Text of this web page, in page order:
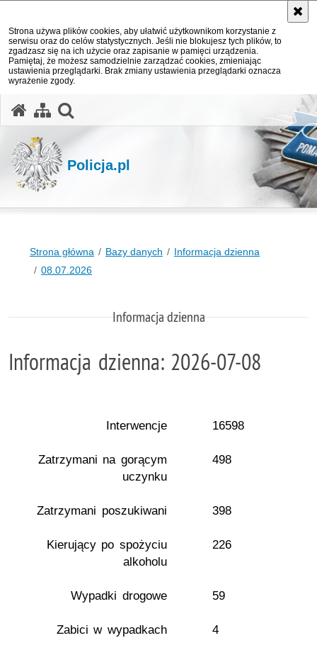
Strona używa plików cookies, aby ułatwić użytkownikom korzystanie z
serwisu oraz do celów statystycznych. Jeśli nie blokujesz tych plików, to
zgadzasz się na ich użycie oraz zapisanie w pamięci urządzenia.
Pamiętaj, że możesz samodzielnie zarządzać cookies, zmieniając
ustawienia przeglądarki. Brak zmiany ustawienia przeglądarki oznacza
wyrażenie zgody.
Policja.pl
Strona główna Bazy danych
Informacja dzienna
08.07.2026
Informacja dzienna
Informacja dzienna: 2026-07-08
Interwencje 16598
Zatrzymani na gorącym
uczynku
498
Zatrzymani poszukiwani 398
Kierujący po spożyciu
alkoholu
226
Wypadki drogowe 59
Zabici w wypadkach 4